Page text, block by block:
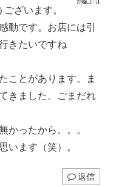
ざいます。
動です。お店には引
きたいですね
ことがあります。ま
きました。ごまだれ
かったから。。。
います（笑）。
返信